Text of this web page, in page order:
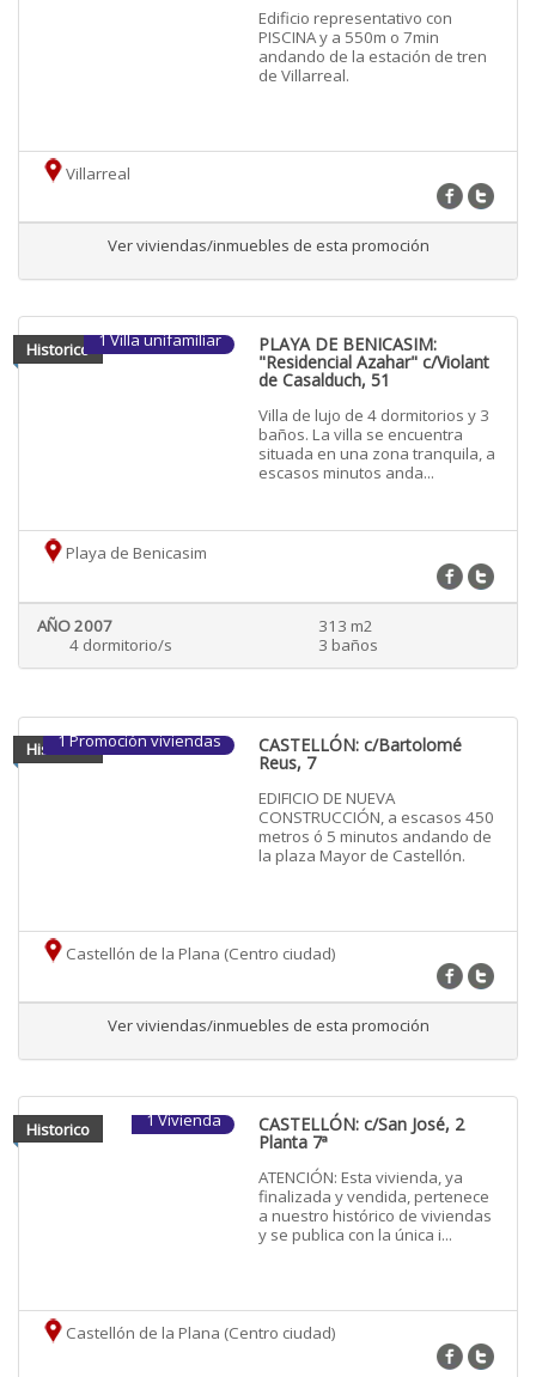
Edificio representativo con
PISCINA y a 550m o 7min
andando de la estación de tren
de Villarreal.
Villarreal
Ver viviendas/inmuebles de esta promoción
1 Villa unifamiliar PLAYA DE BENICASIM:
"Residencial Azahar" c/Violant
de Casalduch, 51
Villa de lujo de 4 dormitorios y 3
baños. La villa se encuentra
situada en una zona tranquila, a
escasos minutos anda...
Playa de Benicasim
AÑO 2007
313 m2
4 dormitorio/s
3 baños
Historico
1 Promoción viviendas CASTELLÓN: c/Bartolomé
Reus, 7
EDIFICIO DE NUEVA
CONSTRUCCIÓN, a escasos 450
metros ó 5 minutos andando de
la plaza Mayor de Castellón.
Castellón de la Plana (Centro ciudad)
Ver viviendas/inmuebles de esta promoción
Historico
1 Vivienda CASTELLÓN: c/San José, 2
Planta 7ª
ATENCIÓN: Esta vivienda, ya
finalizada y vendida, pertenece
a nuestro histórico de viviendas
y se publica con la única i...
Castellón de la Plana (Centro ciudad)
Historico